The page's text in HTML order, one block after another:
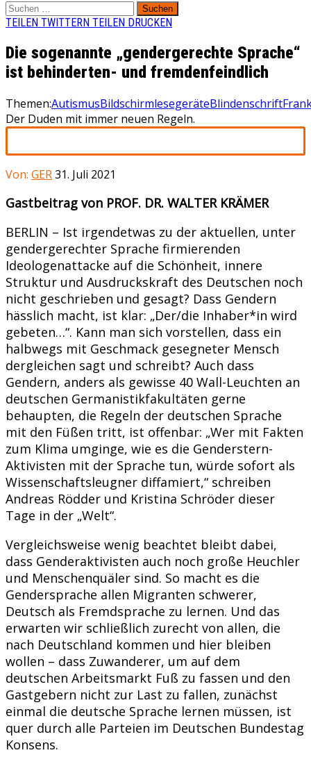
Suchen
nach:
TEILEN TWITTERN TEILEN DRUCKEN
Die sogenannte „gendergerechte Sprache“
ist behinderten- und fremdenfeindlich
Themen:AutismusBildschirmlesegeräteBlindenschrift
Der Duden mit immer neuen Regeln.
Von: GER31. Juli 2021
Gastbeitrag von PROF. DR. WALTER KRÄMER
BERLIN – Ist irgendetwas zu der aktuellen, unter
gendergerechter Sprache firmierenden
Ideologenattacke auf die Schönheit, innere
Struktur und Ausdruckskraft des Deutschen noch
nicht geschrieben und gesagt? Dass Gendern
hässlich macht, ist klar: „Der/die Inhaber*in wird
gebeten…“. Kann man sich vorstellen, dass ein
halbwegs mit Geschmack gesegneter Mensch
dergleichen sagt und schreibt? Auch dass
Gendern, anders als gewisse 40 Wall-Leuchten an
deutschen Germanistikfakultäten gerne
behaupten, die Regeln der deutschen Sprache
mit den Füßen tritt, ist offenbar: „Wer mit Fakten
zum Klima umginge, wie es die Genderstern-
Aktivisten mit der Sprache tun, würde sofort als
Wissenschaftsleugner diffamiert,“ schreiben
Andreas Rödder und Kristina Schröder dieser
Tage in der „Welt“.
Vergleichsweise wenig beachtet bleibt dabei,
dass Genderaktivisten auch noch große Heuchler
und Menschenquäler sind. So macht es die
Gendersprache allen Migranten schwerer,
Deutsch als Fremdsprache zu lernen. Und das
erwarten wir schließlich zurecht von allen, die
nach Deutschland kommen und hier bleiben
wollen – dass Zuwanderer, um auf dem
deutschen Arbeitsmarkt Fuß zu fassen und den
Gastgebern nicht zur Last zu fallen, zunächst
einmal die deutsche Sprache lernen müssen, ist
quer durch alle Parteien im Deutschen Bundestag
Konsens.